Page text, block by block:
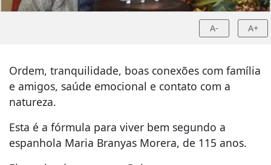
A- A+
Ordem, tranquilidade, boas conexões com família
e amigos, saúde emocional e contato com a
natureza.
Esta é a fórmula para viver bem segundo a
espanhola Maria Branyas Morera, de 115 anos.